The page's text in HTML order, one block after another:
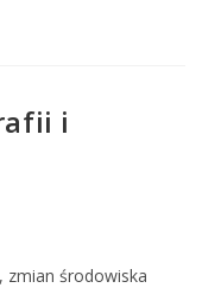
i
zmian środowiska